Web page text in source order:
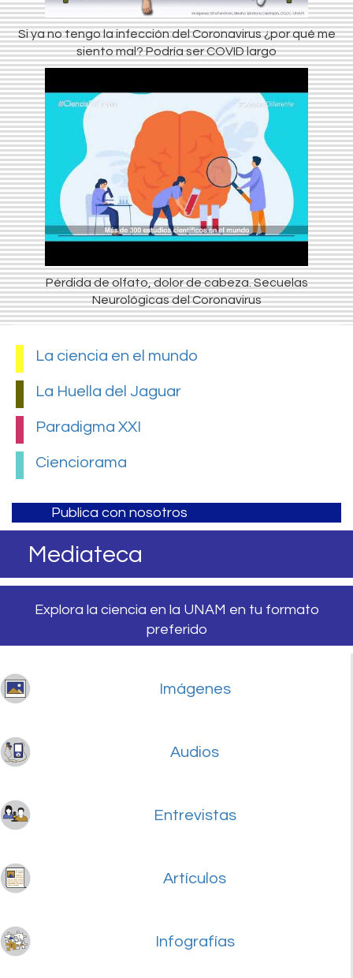
Si ya no tengo la infección del Coronavirus ¿por qué me
siento mal? Podría ser COVID largo
Pérdida de olfato, dolor de cabeza. Secuelas
Neurológicas del Coronavirus
La ciencia en el mundo
La Huella del Jaguar
Paradigma XXI
Cienciorama
Publica con nosotros
Mediateca
Explora la ciencia en la UNAM en tu formato
preferido
Imágenes
Audios
Entrevistas
Artículos
Infografías